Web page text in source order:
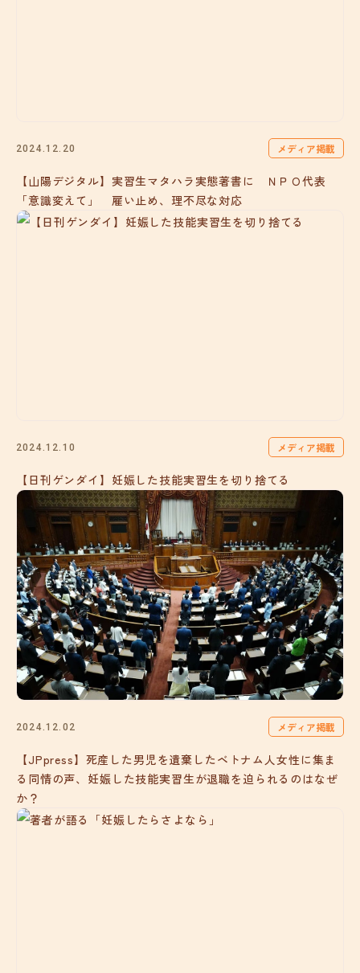
2024.12.20 メディア掲載
【山陽デジタル】実習生マタハラ実態著書に ＮＰＯ代表
「意識変えて」 雇い止め、理不尽な対応
2024.12.10 メディア掲載
【日刊ゲンダイ】妊娠した技能実習生を切り捨てる
2024.12.02 メディア掲載
【JPpress】死産した男児を遺棄したベトナム人女性に集ま
る同情の声、妊娠した技能実習生が退職を迫られるのはなぜ
か？